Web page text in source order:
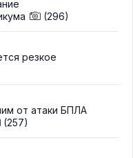
(296)
резкое
от атаки БПЛА
(257)